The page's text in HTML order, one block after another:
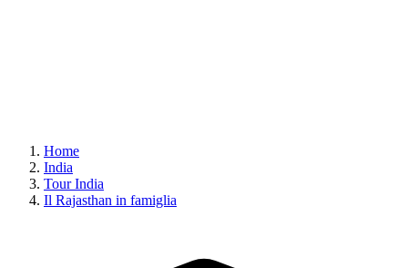
Home
India
Tour India
Il Rajasthan in famiglia